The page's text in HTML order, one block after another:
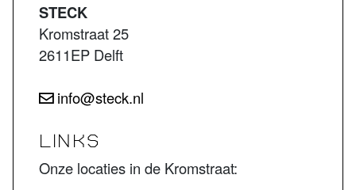
STECK
Kromstraat 25
2611EP Delft
info@steck.nl
LINKS
Onze locaties in de Kromstraat: